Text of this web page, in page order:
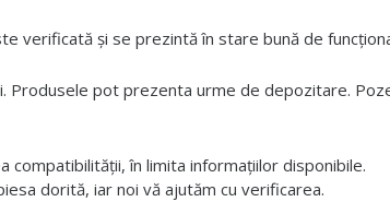
verificată și se prezintă în stare bună de
Produsele pot prezenta urme de depozitare.
în limita informațiilor disponibile.
dorită, iar noi vă ajutăm cu verificarea.